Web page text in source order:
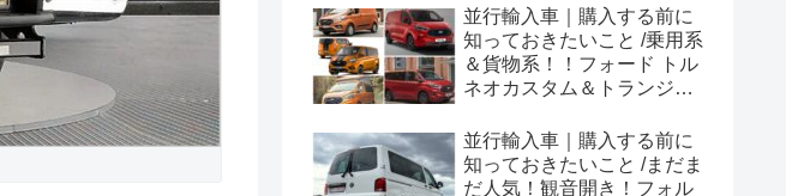
やカスタム・チューニング
パーツも何とかなる！②
並行輸入車｜購入する前に
知っておきたいこと /乗用系
＆貨物系！！フォード トル
ネオカスタム＆トランジッ
め！
並行輸入車｜購入する前に
知っておきたいこと /まだま
だ人気！観音開き！フォル